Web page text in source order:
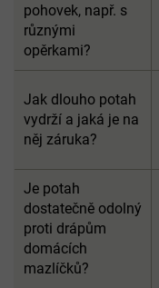
pohovek, např. s
různými
opěrkami?
Jak dlouho potah
vydrží a jaká je na
něj záruka?
Je potah
dostatečně odolný
proti drápům
domácích
mazlíčků?